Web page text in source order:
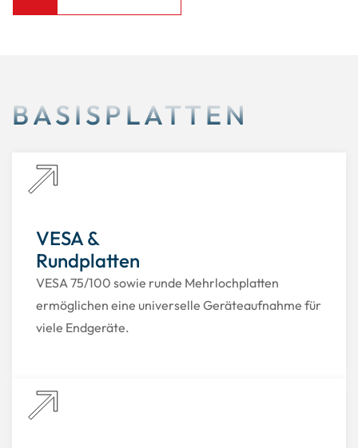
BASISPLATTEN
VESA &
Rundplatten
VESA 75/100 sowie runde Mehrlochplatten
ermöglichen eine universelle Geräteaufnahme für
viele Endgeräte.